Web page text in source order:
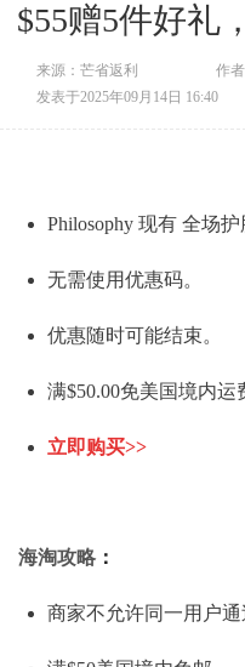
$55赠5件好礼
来源：芒省返利
作
发表于2025年09月14日 16:40
Philosophy 现有 全场
无需使用优惠码。
优惠随时可能结束。
满$50.00免美国境内运
立即购买>>
海淘攻略 ：
商家不允许同一用户